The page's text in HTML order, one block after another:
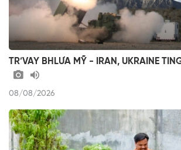
TR’VAY BHLƯA MỸ - IRAN, UKRAINE
08/08/2026